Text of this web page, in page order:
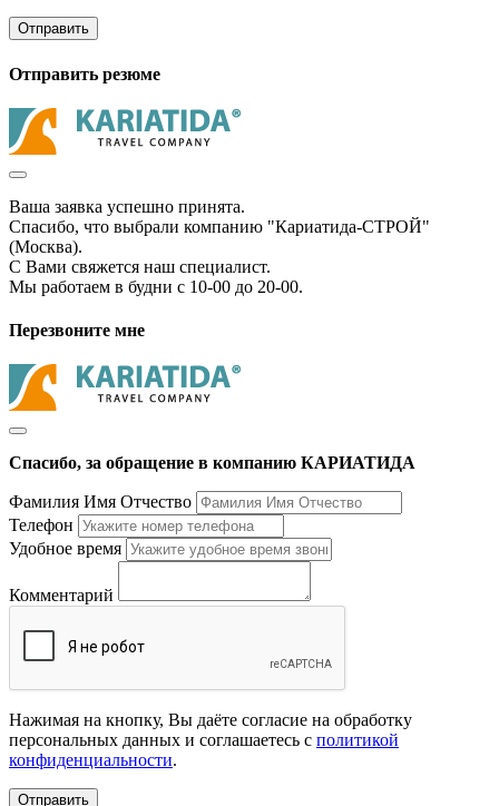
Отправить
Отправить резюме
Ваша заявка успешно принята.
Спасибо, что выбрали компанию "Кариатида-СТРОЙ"
(Москва).
С Вами свяжется наш специалист.
Мы работаем в будни с 10-00 до 20-00.
Перезвоните мне
Спасибо, за обращение в компанию КАРИАТИДА
Фамилия Имя Отчество
Телефон
Удобное время
Комментарий
Нажимая на кнопку, Вы даёте согласие на обработку
персональных данных и соглашаетесь с политикой
конфиденциальности.
Отправить